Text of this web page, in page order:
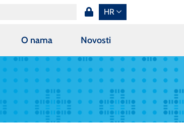
HR
O nama Novosti